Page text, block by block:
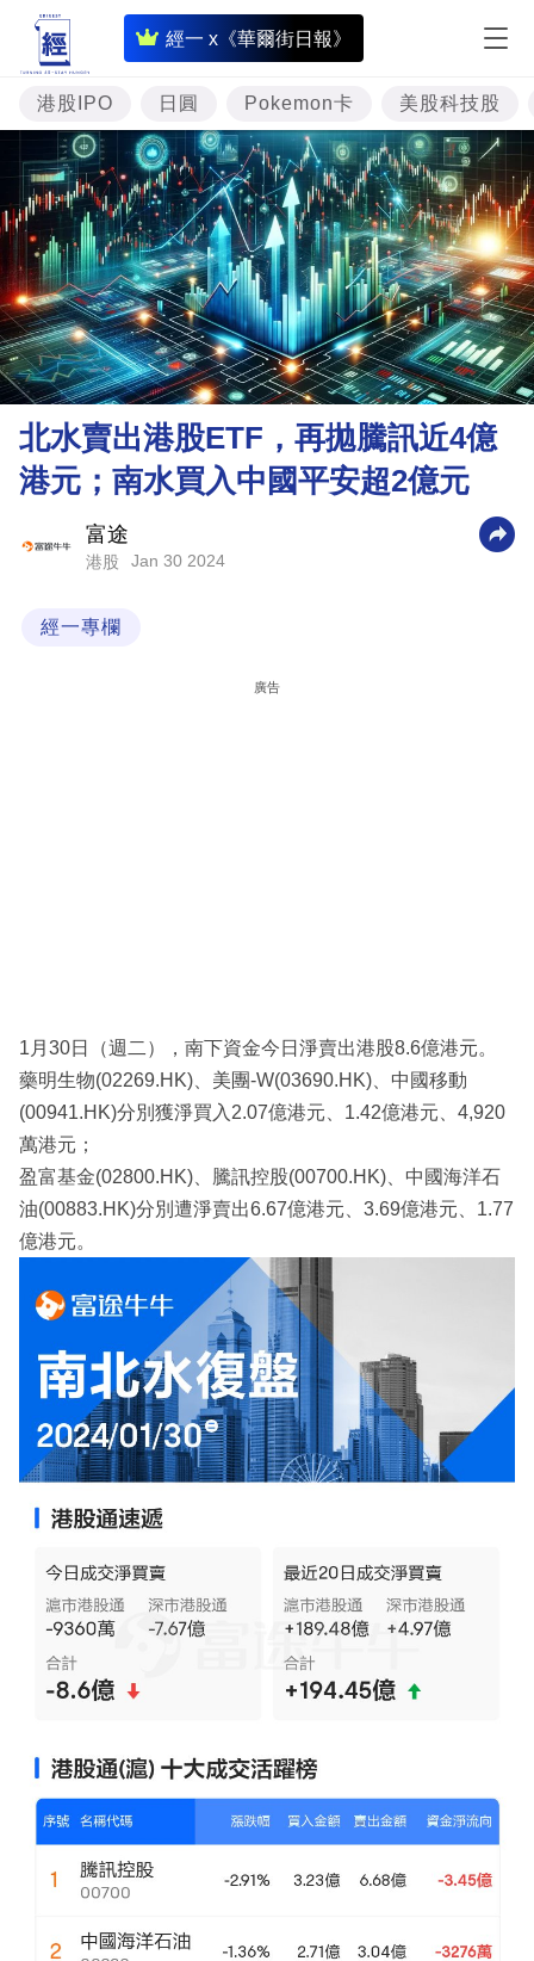
經一 x《華爾街日報》
即
時
財
經
專
題
投
資
樓
市
理
財
商
科
區
港股IPO 日圓 Pokemon卡 美股科技股
北水賣出港股ETF，再拋騰訊近4億
港元；南水買入中國平安超2億元
富途
港股 Jan 30 2024
經一專欄
廣告
1月30日（週二），南下資金今日淨賣出港股8.6億港元。
藥明生物(02269.HK)、美團-W(03690.HK)、中國移動
(00941.HK)分別獲淨買入2.07億港元、1.42億港元、4,920
萬港元；
盈富基金(02800.HK)、騰訊控股(00700.HK)、中國海洋石
油(00883.HK)分別遭淨賣出6.67億港元、3.69億港元、1.77
億港元。